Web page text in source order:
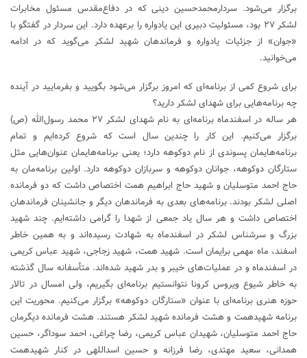
برگزار می‌شود. سردارمحمدحسین دینی که در دفاع‌مقدس مسئول مخابرات
لشکر ۲۷ بود، مسئولیت دبیری این یادواره را برعهده دارد. این سردار در گفتگو با
«جوان» از جزئیات یادواره و فرماندهان شهید لشکر می‌گوید که در ادامه
می‌خوانید.
برای شروع کمی از برنامه‌ای که امروز برگزار می‌شود بگویید و بفرمایید در آینده
چه برنامه‌هایی برای شهدای لشکر دارید؟
هر ساله در اسفندماه برنامه‌ای به نام شهدای لشکر ۲۷ محمد رسول‌الله (ص)
برگزار می‌کنیم. این کار را چندین سال است که شروع کرده‌ایم و تمام
برنامه‌هایمان پسوندی از نام دوکوهه دارد؛ یعنی برنامه‌هایمان عنوان‌هایی مثل
ستارگان دوکوهه، جوانان دوکوهه و سربازان دوکوهه دارد. اولین برنامه‌مان به
حاج احمد متوسلیان و شهید حاج ابراهیم همت اختصاص داشت که دو فرمانده
اصلی لشکر بودند. برنامه‌های بعدی به فرماندهان دیگر و جانشینان فرماندهان
اختصاص داشت و هر سال یاد جمعی از شهدا را گرامی داشته‌ایم. چند شهید
بزرگ و سرشناس لشکر در اسفندماه به شهادت رسیده‌اند و به همین خاطر
اسفند، ماه مهمی برایمان است. شهید همت، شهید زجاجی، شهید عباس کریمی
در اسفندماه و در عملیات‌های خیبر و بدر شهید شده‌اند. متأسفانه سال گذشته
به خاطر شیوع ویروس کرونا نتوانستیم برنامه‌ای بگیریم، ولی امسال در تالار
حوزه هنری برنامه‌ای با عنوان «ستارگان دوکوهه» برگزار می‌کنیم. محوریت این
برنامه شهیدهمت و هشت فرمانده شهید لشکر هستند. هشت فرمانده دیگرمان
حاج احمد متوسلیان، شهیدان عباس کریمی، رضا چراغی، احمد سوداگر، حسین
همدانی، سعید مهتدی، رضا فرزانه و حسین اسداللهی در کنار شهیدهمت